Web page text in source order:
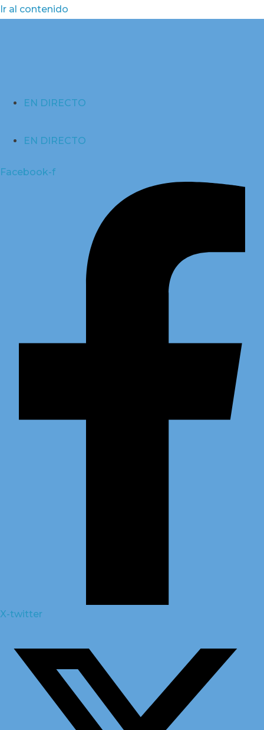
Ir al contenido
EN DIRECTO
EN DIRECTO
Facebook-f
X-twitter